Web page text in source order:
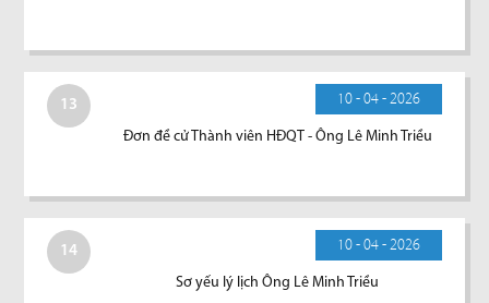
13 10 - 04 - 2026
Đơn đề cử Thành viên HĐQT - Ông Lê Minh Triều
14 10 - 04 - 2026
Sơ yếu lý lịch Ông Lê Minh Triều